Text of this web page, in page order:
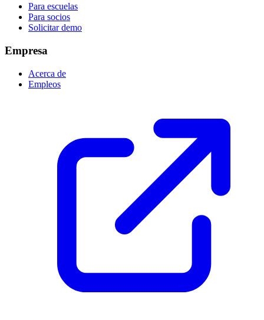
Para escuelas
Para socios
Solicitar demo
Empresa
Acerca de
Empleos